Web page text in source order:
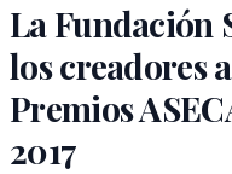
La Fundación
los creadores
Premios
2017